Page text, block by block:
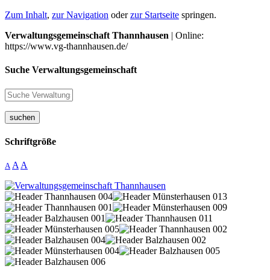
Zum Inhalt, zur Navigation oderzur Startseite springen.
Verwaltungsgemeinschaft Thannhausen | Online:
https://www.vg-thannhausen.de/
Suche Verwaltungsgemeinschaft
suchen
Schriftgröße
A A A